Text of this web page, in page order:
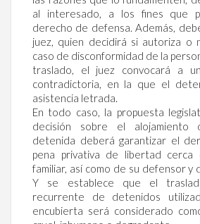
al interesado, a los fines que
derecho de defensa. Además,
juez, quien decidirá si autoriza o
caso de disconformidad de la
traslado, el juez convocará a
contradictoria, en la que el
asistencia letrada.
En todo caso, la propuesta
decisión sobre el alojamiento
detenida deberá garantizar el
pena privativa de libertad cerca
familiar, así como de su defensor y
Y se establece que el
recurrente de detenidos
encubierta será considerado